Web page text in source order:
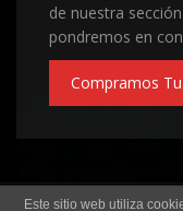
de nuestra
pondremos en
Compramos
Este sitio web utiliza